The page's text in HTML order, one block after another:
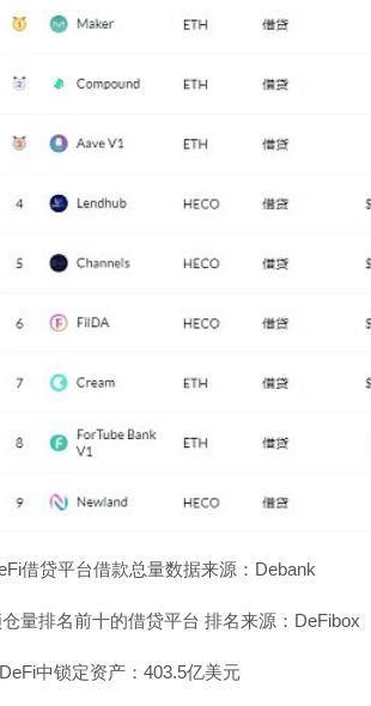
借贷平台借款总量数据来源：Debank
量排名前十的借贷平台 排名来源：DeFibox
中锁定资产：403.5亿美元